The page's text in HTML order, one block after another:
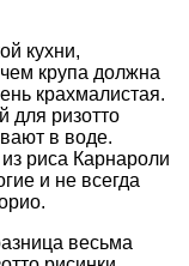
кухни,
крупа должна
крахмалистая.
для ризотто
в воде.
риса Карнароли
и не всегда
весьма